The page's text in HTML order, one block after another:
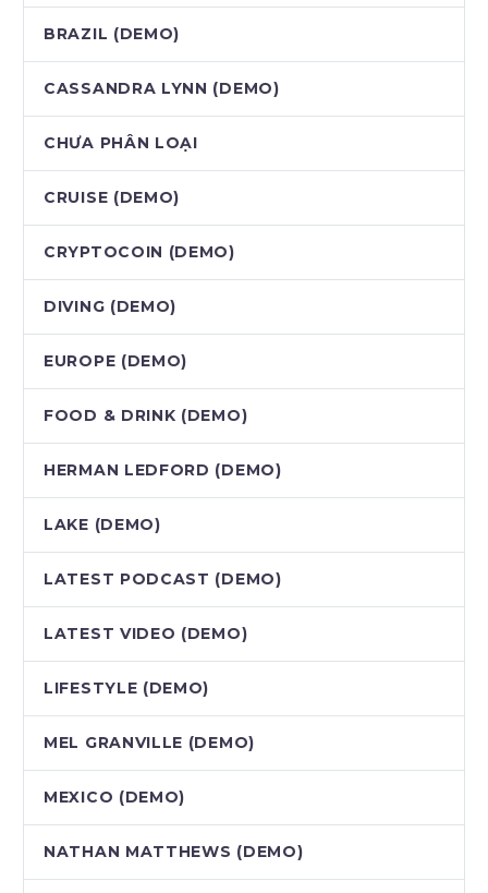
BRAZIL (DEMO)
CASSANDRA LYNN (DEMO)
CHƯA PHÂN LOẠI
CRUISE (DEMO)
CRYPTOCOIN (DEMO)
DIVING (DEMO)
EUROPE (DEMO)
FOOD & DRINK (DEMO)
HERMAN LEDFORD (DEMO)
LAKE (DEMO)
LATEST PODCAST (DEMO)
LATEST VIDEO (DEMO)
LIFESTYLE (DEMO)
MEL GRANVILLE (DEMO)
MEXICO (DEMO)
NATHAN MATTHEWS (DEMO)